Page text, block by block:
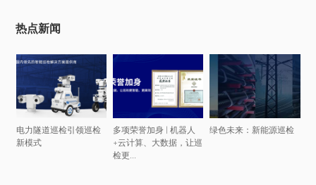
热点新闻
电力隧道巡检引领巡检
新模式
多项荣誉加身 | 机器人
+云计算、大数据，让巡
检更...
绿色未来：新能源巡检